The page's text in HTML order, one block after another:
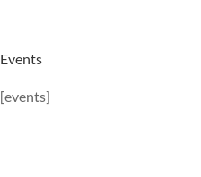
Events
[events]